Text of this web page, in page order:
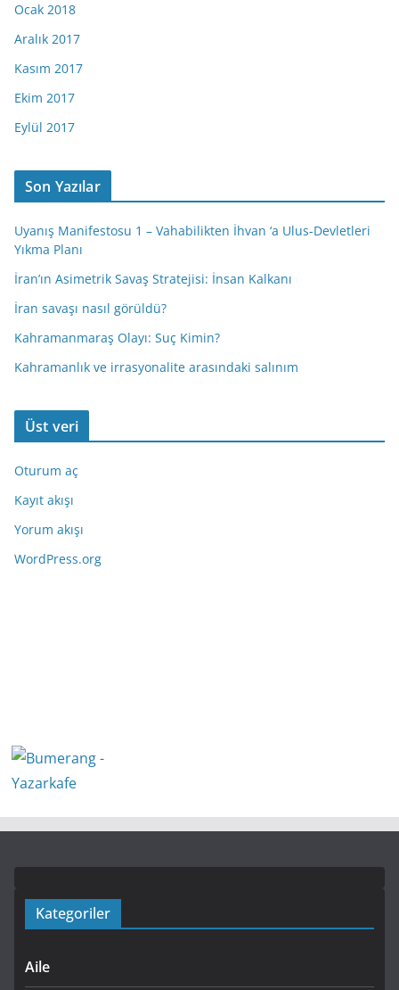
Ocak 2018
Aralık 2017
Kasım 2017
Ekim 2017
Eylül 2017
Son Yazılar
Uyanış Manifestosu 1 – Vahabilikten İhvan ‘a Ulus-Devletleri
Yıkma Planı
İran’ın Asimetrik Savaş Stratejisi: İnsan Kalkanı
İran savaşı nasıl görüldü?
Kahramanmaraş Olayı: Suç Kimin?
Kahramanlık ve irrasyonalite arasındaki salınım
Üst veri
Oturum aç
Kayıt akışı
Yorum akışı
WordPress.org
Kategoriler
Aile